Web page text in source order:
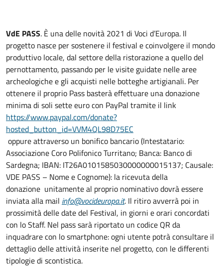
VdE PASS. È una delle novità 2021 di Voci d’Europa. Il
progetto nasce per sostenere il festival e coinvolgere il mondo
produttivo locale, dal settore della ristorazione a quello del
pernottamento, passando per le visite guidate nelle aree
archeologiche e gli acquisti nelle botteghe artigianali. Per
ottenere il proprio Pass basterà effettuare una donazione
minima di soli sette euro con PayPal tramite il link
https://www.paypal.com/donate?
hosted_button_id=VVM4QL98D75EC
oppure attraverso un bonifico bancario (Intestatario:
Associazione Coro Polifonico Turritano; Banca: Banco di
Sardegna; IBAN: IT26A0101585030000000015137; Causale:
VDE PASS – Nome e Cognome): la ricevuta della
donazione unitamente al proprio nominativo dovrà essere
inviata alla mail info@vocideuropa.it. Il ritiro avverrà poi in
prossimità delle date del Festival, in giorni e orari concordati
con lo Staff. Nel pass sarà riportato un codice QR da
inquadrare con lo smartphone: ogni utente potrà consultare il
dettaglio delle attività inserite nel progetto, con le differenti
tipologie di scontistica.